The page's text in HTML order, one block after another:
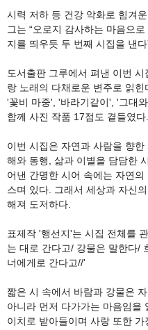
시력 저하 등 건강 악화로 힘겨
그는 “오로지 감사하는 마음으
지를 띄우듯 두 번째 시집을 낸다
도서출판 그루에서 펴낸 이번
랑 노래의 다채로운 변주로 읽
'꽃비 마중', '바라기같이', '그대
함께 사진 작품 17점도 곁들였다.
이번 시집은 자연과 사람을 향
해와 동행, 삶과 이별을 담담한
어낸 간명한 시어 속에는 자연
스며 있다. 그래서 세상과 자신
해져 도저하다.
표제작 '행선지'는 시집 전체를
는 대로 간다고/ 강물은 말한다/
너에게로 간다고//'
짧은 시 속에서 바람과 강물은
아니라 먼저 다가가는 마음임을
이치로 받아들이며 사랑 또한